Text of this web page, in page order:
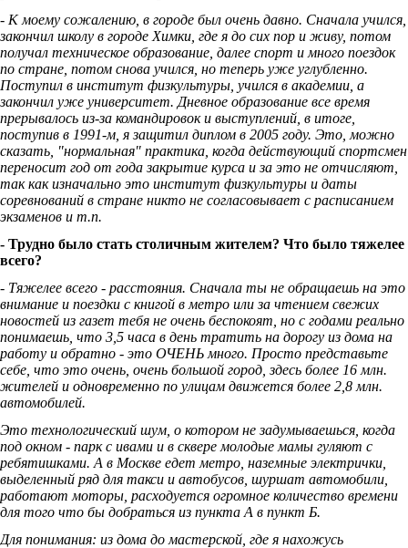
- К моему сожалению, в городе был очень давно. Сначала учился,
закончил школу в городе Химки, где я до сих пор и живу, потом
получал техническое образование, далее спорт и много поездок
по стране, потом снова учился, но теперь уже углубленно.
Поступил в институт физкультуры, учился в академии, а
закончил уже университет. Дневное образование все время
прерывалось из-за командировок и выступлений, в итоге,
поступив в 1991-м, я защитил диплом в 2005 году. Это, можно
сказать, "нормальная" практика, когда действующий спортсмен
переносит год от года закрытие курса и за это не отчисляют,
так как изначально это институт физкультуры и даты
соревнований в стране никто не согласовывает с расписанием
экзаменов и т.п.
- Трудно было стать столичным жителем? Что было тяжелее
всего?
- Тяжелее всего - расстояния. Сначала ты не обращаешь на это
внимание и поездки с книгой в метро или за чтением свежих
новостей из газет тебя не очень беспокоят, но с годами реально
понимаешь, что 3,5 часа в день тратить на дорогу из дома на
работу и обратно - это ОЧЕНЬ много. Просто представьте
себе, что это очень, очень большой город, здесь более 16 млн.
жителей и одновременно по улицам движется более 2,8 млн.
автомобилей.
Это технологический шум, о котором не задумываешься, когда
под окном - парк с ивами и в сквере молодые мамы гуляют с
ребятишками. А в Москве едет метро, наземные электрички,
выделенный ряд для такси и автобусов, шуршат автомобили,
работают моторы, расходуется огромное количество времени
для того что бы добраться из пункта А в пункт Б.
Для понимания: из дома до мастерской, где я нахожусь